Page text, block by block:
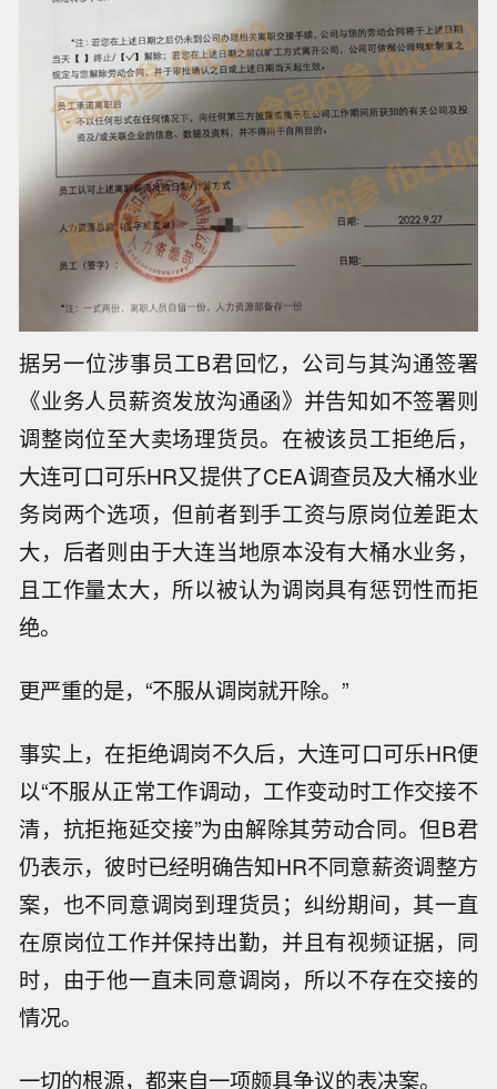
据另一位涉事员工B君回忆，公司与其沟通签署
《业务人员薪资发放沟通函》并告知如不签署则
调整岗位至大卖场理货员。在被该员工拒绝后，
大连可口可乐HR又提供了CEA调查员及大桶水业
务岗两个选项，但前者到手工资与原岗位差距太
大，后者则由于大连当地原本没有大桶水业务，
且工作量太大，所以被认为调岗具有惩罚性而拒
绝。
更严重的是，“不服从调岗就开除。”
事实上，在拒绝调岗不久后，大连可口可乐HR便
以“不服从正常工作调动，工作变动时工作交接不
清，抗拒拖延交接”为由解除其劳动合同。但B君
仍表示，彼时已经明确告知HR不同意薪资调整方
案，也不同意调岗到理货员；纠纷期间，其一直
在原岗位工作并保持出勤，并且有视频证据，同
时，由于他一直未同意调岗，所以不存在交接的
情况。
一切的根源，都来自一项颇具争议的表决案。